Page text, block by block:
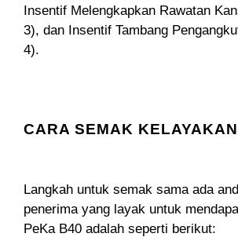
Insentif Melengkapkan Rawatan
3), dan Insentif Tambang
4).
CARA SEMAK
Langkah untuk semak sama ada
penerima yang layak untuk
PeKa B40 adalah seperti berikut: